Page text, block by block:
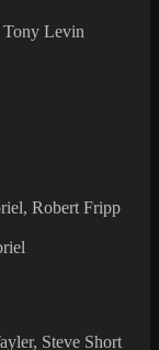
Tony Levin
Robert Fripp
Steve Short